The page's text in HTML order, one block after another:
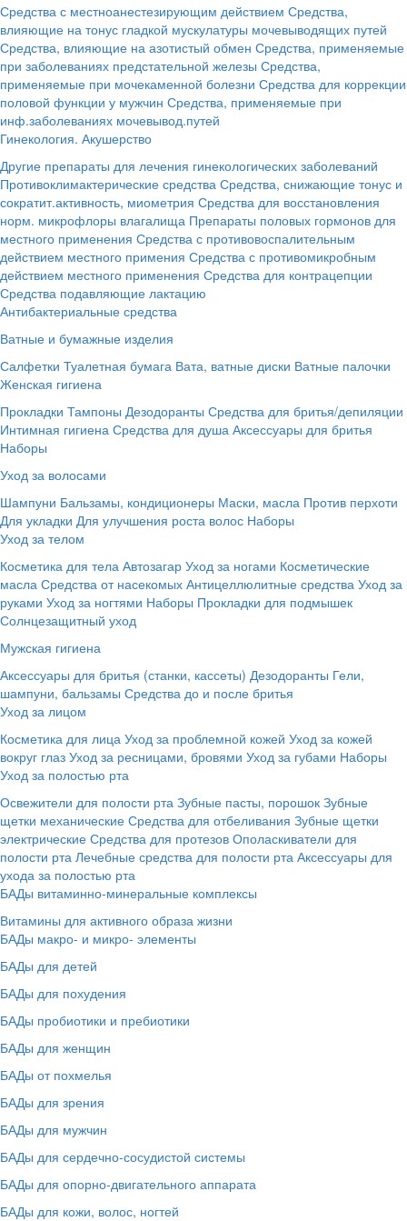
Средства с местноанестезирующим действием Средства,
влияющие на тонус гладкой мускулатуры мочевыводящих путей
Средства, влияющие на азотистый обмен Средства, применяемые
при заболеваниях предстательной железы Средства,
применяемые при мочекаменной болезни Средства для коррекции
половой функции у мужчин Средства, применяемые при
инф.заболеваниях мочевывод.путей
Гинекология. Акушерство
Другие препараты для лечения гинекологических заболеваний
Противоклимактерические средства Средства, снижающие тонус и
сократит.активность, миометрия Средства для восстановления
норм. микрофлоры влагалища Препараты половых гормонов для
местного применения Средства с противовоспалительным
действием местного примения Средства с противомикробным
действием местного применения Средства для контрацепции
Средства подавляющие лактацию
Антибактериальные средства
Ватные и бумажные изделия
Салфетки Туалетная бумага Вата, ватные диски Ватные палочки
Женская гигиена
Прокладки Тампоны Дезодоранты Средства для бритья/депиляции
Интимная гигиена Средства для душа Аксессуары для бритья
Наборы
Уход за волосами
Шампуни Бальзамы, кондиционеры Маски, масла Против перхоти
Для укладки Для улучшения роста волос Наборы
Уход за телом
Косметика для тела Автозагар Уход за ногами Косметические
масла Средства от насекомых Антицеллюлитные средства Уход за
руками Уход за ногтями Наборы Прокладки для подмышек
Солнцезащитный уход
Мужская гигиена
Аксессуары для бритья (станки, кассеты) Дезодоранты Гели,
шампуни, бальзамы Средства до и после бритья
Уход за лицом
Косметика для лица Уход за проблемной кожей Уход за кожей
вокруг глаз Уход за ресницами, бровями Уход за губами Наборы
Уход за полостью рта
Освежители для полости рта Зубные пасты, порошок Зубные
щетки механические Средства для отбеливания Зубные щетки
электрические Средства для протезов Ополаскиватели для
полости рта Лечебные средства для полости рта Аксессуары для
ухода за полостью рта
БАДы витаминно-минеральные комплексы
Витамины для активного образа жизни
БАДы макро- и микро- элементы
БАДы для детей
БАДы для похудения
БАДы пробиотики и пребиотики
БАДы для женщин
БАДы от похмелья
БАДы для зрения
БАДы для мужчин
БАДы для сердечно-сосудистой системы
БАДы для опорно-двигательного аппарата
БАДы для кожи, волос, ногтей